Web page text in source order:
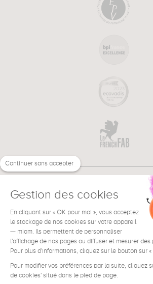
NEED HELP ? €
Terms & Conditions
Continuer sans accepter
Gestion des cookies
En cliquant sur « OK pour moi », vous acceptez
le stockage de nos cookies sur votre appareil
— miam. Ils permettent de personnaliser
l'affichage de nos pages ou diffuser et mesurer
Pour plus d'informations, cliquez sur le bouton sur «
Pour modifier vos préférences par la suite, cliquez
de cookies' situé dans le pied de page.